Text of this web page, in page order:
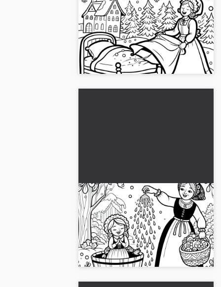
Mevrouw Holle schudt
dekens: Het sneeuwt op de
aarde – Gratis kleurplaat
Beleef het sprookje van Frau Holle met
een gratis kleurplaat. Download nu de
kleurplaat!...
Luie dochter wordt
overgoten met teer –
Kleurplaat van Vrouw Holle
gratis
De kleurplaat toont de luie dochter die
met teer bedekt wordt. Nu
downloaden en creatief zijn!...